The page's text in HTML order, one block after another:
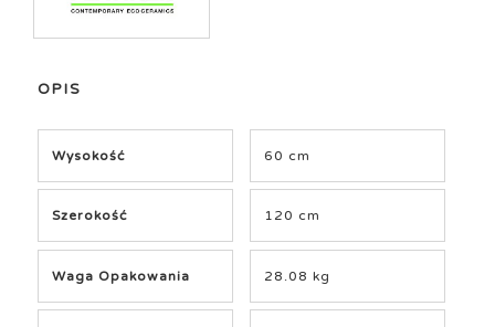
OPIS
Wysokość 60 cm
Szerokość 120 cm
Waga Opakowania 28.08 kg